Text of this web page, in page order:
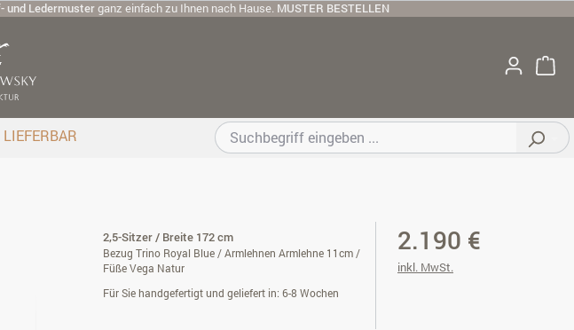
und Ledermusterganz einfach zu Ihnen nach Hause. MUSTER BESTELLEN
2,5-Sitzer / Breite 172 cm
Bezug Trino Royal Blue / Armlehnen Armlehne 11cm /
Füße Vega Natur
Für Sie handgefertigt und geliefert in: 6-8 Wochen
2.190 €
inkl. MwSt.